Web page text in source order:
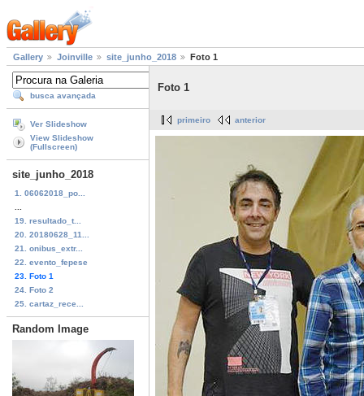
Gallery Joinville site_junho_2018 Foto 1
busca avançada
Ver Slideshow
View Slideshow
(Fullscreen)
site_junho_2018
1. 06062018_po...
19. resultado_t...
20. 20180628_11...
21. onibus_extr...
22. evento_fepese
23. Foto 1
24. Foto 2
25. cartaz_rece...
Random Image
Foto 1
primeiro anterior